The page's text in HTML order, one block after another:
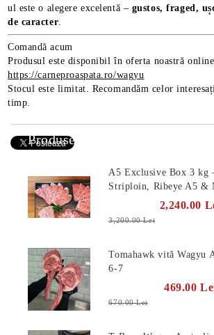
ul este o alegere excelentă – gustos, fraged,
de caracter.
Comandă acum
Produsul este disponibil în oferta noastră
https://carneproaspata.ro/wagyu
Stocul este limitat. Recomandăm celor
timp.
Produse Noi
A5 Exclusive Box 3 kg
Striploin, Ribeye A5 &
2,240.00
3,200.00 Lei
Tomahawk vită Wagyu
6-7
469.00
670.00 Lei